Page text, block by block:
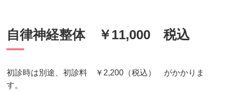
自律神経整体 ￥11,000 税込
初診時は別途、初診料 ￥2,200（税込） がかかりま
す。